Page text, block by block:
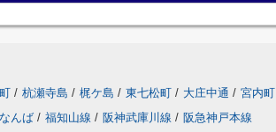
/ 杭瀬寺島 / 梶ケ島 / 東七松町 / 大庄中通 / 宮内町
んば / 福知山線 / 阪神武庫川線 / 阪急神戸本線